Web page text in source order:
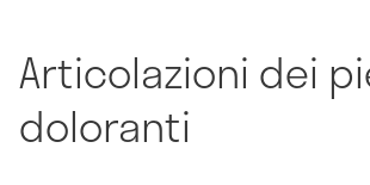
Articolazioni dei
doloranti